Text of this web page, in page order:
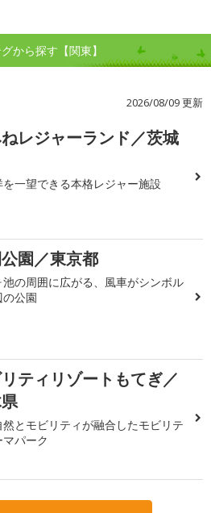
から探す【関東】
2026/08/09 更新
レジャーランド／茨城
を一望できる本格レジャー施設
園／東京都
池の周囲に広がる、風車がシンボル
公園
ティリゾートもてぎ／
然とモビリティが融合したモビリテ
マパーク